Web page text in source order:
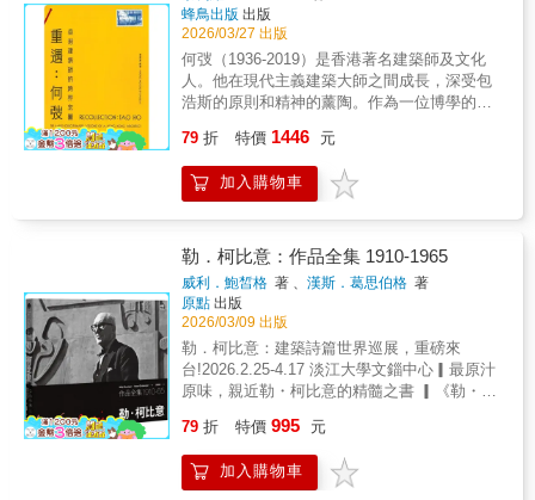
倡議，而是一場從實作出發、共同尋找未來的
過程。
全新的建築語言。七十二篇散文及影像，傳達
隈研吾對二十世紀僵硬、沉重建築形式的再思
索，並提出更隨性、易拆解的建築主張。．齊
聲推薦．何承育｜勤美璞真文化藝術基金會執
行長李清志｜都市偵探、建築學者徐明松｜銘
傳大學建築系專任助理教授、建築史學者、策
展人龔書章｜陽明交通大學建築研究所教授、
術、哲學、科學等領域，將「點、線、面」淬
鍊為共存與流動的新工具，以敏銳而前沿的眼
光解讀思索，發起一場輕盈建築的演繹。在康
者網絡理論等中尋索，試圖重建人、物、空間
的新連繫。並透過擬態自然現象、汲取古典及
傳統建築的構築智慧，與柯比意、密斯等建築
名家對話，激盪出隈研吾獨特建築觀的基石
——「點、線、面」，藉此以更輕柔的姿態與
自然共存，構築出全新的建築語言。全書收錄
七十二篇散文及匯集影像資料，傳達隈研吾對
出更隨性、易拆解的建築主張。以簡潔的敘事
風格呈現，散文般的短篇充滿趣味與啟發，帶
來對建築哲學的全新啟示。
蜂鳥出版 出版
2026/03/27 出版
何弢（1936-2019）是香港著名建築師及文化
人。他在現代主義建築大師之間成長，深受包
浩斯的原則和精神的薰陶。作為一位博學的通
設計、平面設計、繪畫、雕塑，乃至東西方哲
學與宇宙科學等多元文化藝術範疇。建築歷史
學者黎雋維蒐集大量何弢未經發表的設計手
織的跌宕人生，並記錄低香港文化歷史與建築
設計的重要一頁。畢業於哈佛大學設計研究生
學院的何弢，師從Walter Gropius和Joseph
Sert等現代主義大師。他的建築訓練深受包浩
斯思想影響，創作橫跨城市規劃、建築、平面
設計、繪畫、雕塑乃至哲學與科學。他以「亂
中尋序」為核心理念，將香港的混雜性與市井
文化轉化為設計語言。他是香港藝術中心的建
築師、特區區徽設計者之一，更是改革開放後
1964年自美國回港，到2002年不幸中風，橫跨
共五十年。他眾多的作品—包括設計、思想理
79 折 特價 1446 元
加入購物車
勒．柯比意：作品全集 1910-1965
威利．鮑皙格 著 、漢斯．葛思伯格 著
原點 出版
2026/03/09 出版
勒．柯比意：建築詩篇世界巡展，重磅來
台!2026.2.25-4.17 淡江大學文錙中心▎最原汁
原味，親近勒・柯比意的精髓之書 ▎《勒・柯
更是「教程典籍」;甚至也是「側寫傳記」或
「成長日記」……字裡行間無時不刻散發勒・
柯比意的氣息、透露他的存在，感受到他的自
79 折 特價 995 元
加入購物車